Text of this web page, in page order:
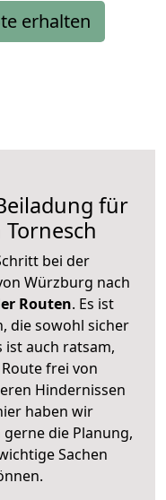
erhalten
für
bei der
Würzburg nach
Routen. Es ist
die sowohl sicher
ist auch ratsam,
frei von
Hindernissen
haben wir
die Planung,
Sachen